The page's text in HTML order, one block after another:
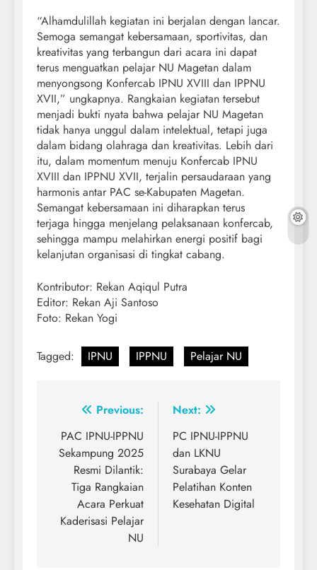
“Alhamdulillah kegiatan ini berjalan dengan lancar.
Semoga semangat kebersamaan, sportivitas, dan
kreativitas yang terbangun dari acara ini dapat
terus menguatkan pelajar NU Magetan dalam
menyongsong Konfercab IPNU XVIII dan IPPNU
XVII,” ungkapnya. Rangkaian kegiatan tersebut
menjadi bukti nyata bahwa pelajar NU Magetan
tidak hanya unggul dalam intelektual, tetapi juga
dalam bidang olahraga dan kreativitas. Lebih dari
itu, dalam momentum menuju Konfercab IPNU
XVIII dan IPPNU XVII, terjalin persaudaraan yang
harmonis antar PAC se-Kabupaten Magetan.
Semangat kebersamaan ini diharapkan terus
terjaga hingga menjelang pelaksanaan konfercab,
sehingga mampu melahirkan energi positif bagi
kelanjutan organisasi di tingkat cabang.
Kontributor: Rekan Aqiqul Putra
Editor: Rekan Aji Santoso
Foto: Rekan Yogi
Tagged: IPNU IPPNU Pelajar NU
Post
navigation
Previous:
PAC IPNU-IPPNU
Sekampung 2025
Resmi Dilantik:
Tiga Rangkaian
Acara Perkuat
Kaderisasi Pelajar
NU
Next:
PC IPNU-IPPNU
dan LKNU
Surabaya Gelar
Pelatihan Konten
Kesehatan Digital